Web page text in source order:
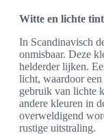
Witte en lichte
In Scandinavisch
onmisbaar. Deze
helderder lijken.
licht, waardoor
gebruik van lichte
andere kleuren in
overweldigend
rustige uitstraling.